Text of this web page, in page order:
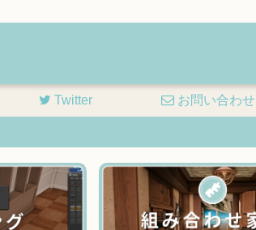
Twitter お問い合わせ